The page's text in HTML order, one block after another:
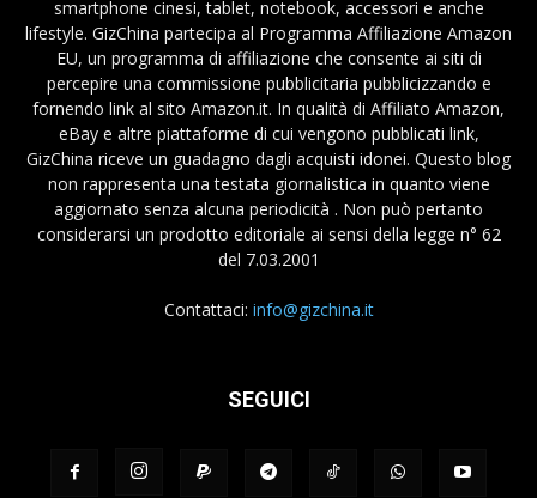
smartphone cinesi, tablet, notebook, accessori e anche
lifestyle. GizChina partecipa al Programma Affiliazione Amazon
EU, un programma di affiliazione che consente ai siti di
percepire una commissione pubblicitaria pubblicizzando e
fornendo link al sito Amazon.it. In qualità di Affiliato Amazon,
eBay e altre piattaforme di cui vengono pubblicati link,
GizChina riceve un guadagno dagli acquisti idonei. Questo blog
non rappresenta una testata giornalistica in quanto viene
aggiornato senza alcuna periodicità . Non può pertanto
considerarsi un prodotto editoriale ai sensi della legge n° 62
del 7.03.2001
Contattaci: info@gizchina.it
SEGUICI